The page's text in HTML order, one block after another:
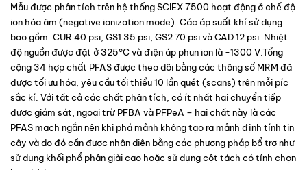
Mẫu được phân tích trên hệ thống SCIEX 7500 hoạt động ở chế độ
ion hóa âm (negative ionization mode). Các áp suất khí sử dụng
bao gồm: CUR 40 psi, GS1 35 psi, GS2 70 psi và CAD 12 psi. Nhiệt
độ nguồn được đặt ở 325°C và điện áp phun ion là -1300 V.Tổng
cộng 34 hợp chất PFAS được theo dõi bằng các thông số MRM đã
được tối ưu hóa, yêu cầu tối thiểu 10 lần quét (scans) trên mỗi píc
sắc kí. Với tất cả các chất phân tích, có ít nhất hai chuyển tiếp
được giám sát, ngoại trừ PFBA và PFPeA – hai chất này là các
PFAS mạch ngắn nên khi phá mảnh không tạo ra mảnh định tính tin
cậy và do đó cần được nhận diện bằng các phương pháp bổ trợ như
sử dụng khối phổ phân giải cao hoặc sử dụng cột tách có tính chọn